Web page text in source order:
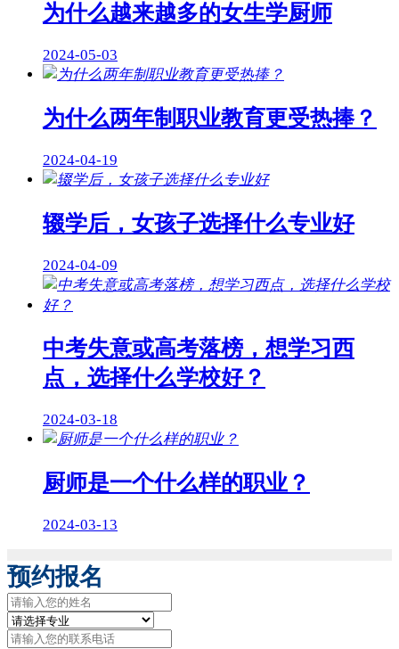
为什么越来越多的女生学厨师
2024-05-03
为什么两年制职业教育更受热捧？
2024-04-19
辍学后，女孩子选择什么专业好
2024-04-09
中考失意或高考落榜，想学习西
点，选择什么学校好？
2024-03-18
厨师是一个什么样的职业？
2024-03-13
预约报名